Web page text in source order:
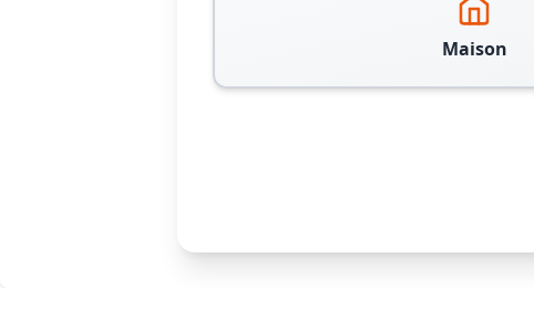
Maison